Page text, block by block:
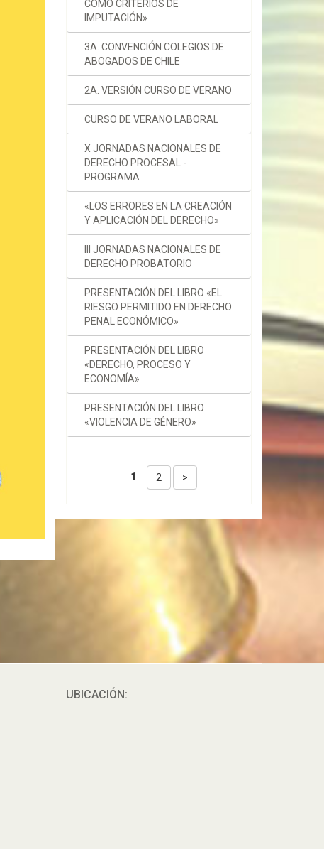
COMO CRITERIOS DE
IMPUTACIÓN»
3A. CONVENCIÓN COLEGIOS DE
ABOGADOS DE CHILE
2A. VERSIÓN CURSO DE VERANO
CURSO DE VERANO LABORAL
X JORNADAS NACIONALES DE
DERECHO PROCESAL -
PROGRAMA
«LOS ERRORES EN LA CREACIÓN
Y APLICACIÓN DEL DERECHO»
III JORNADAS NACIONALES DE
DERECHO PROBATORIO
PRESENTACIÓN DEL LIBRO «EL
RIESGO PERMITIDO EN DERECHO
PENAL ECONÓMICO»
PRESENTACIÓN DEL LIBRO
«DERECHO, PROCESO Y
ECONOMÍA»
PRESENTACIÓN DEL LIBRO
«VIOLENCIA DE GÉNERO»
1 2 >
UBICACIÓN: